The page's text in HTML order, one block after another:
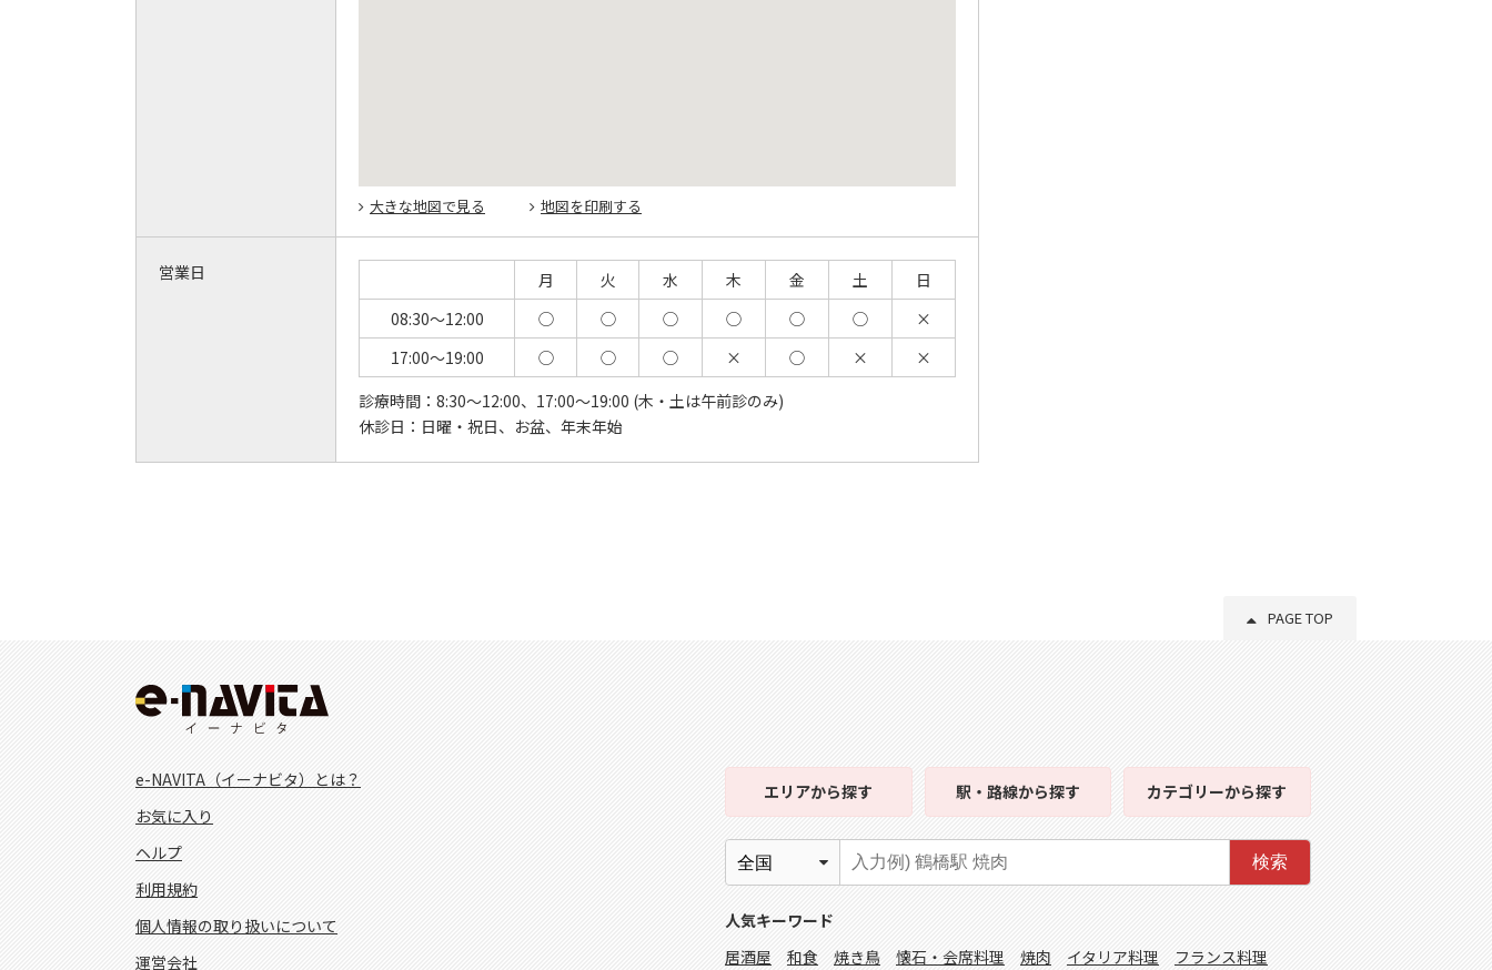
大きな地図で見る 地図を印刷する
営業日 月 火 水 木 金 土
日
08:30～12:00
◯ ◯ ◯ ◯ ◯ ◯
×
17:00～19:00
◯ ◯ ◯ × ◯ ×
×
診療時間： 8:30～12:00、17:00～19:00 (木・土は午前診のみ)
休診日： 日曜・祝日、お盆、年末年始
PAGE TOP
e-NAVITA（イーナビタ）とは？
お気に入り
ヘルプ
利用規約
個人情報の取り扱いについて
運営会社
エリアから探す 駅・路線から探す カテゴリーから探す
検索
人気キーワード
居酒屋
和食 焼き鳥 懐石・会席料理 焼肉 イタリア料理 フランス料理